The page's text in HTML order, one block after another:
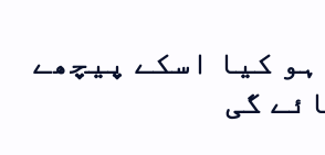
کیا اسکے پیچھے
گی